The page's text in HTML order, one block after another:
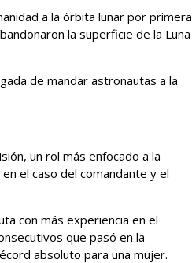
a la órbita lunar por primera
la superficie de la Luna
de mandar astronautas a la
un rol más enfocado a la
el caso del comandante y el
con más experiencia en el
que pasó en la
absoluto para una mujer.